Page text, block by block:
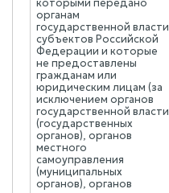
которыми передано
органам
государственной власти
субъектов Российской
Федерации и которые
не предоставлены
гражданам или
юридическим лицам (за
исключением органов
государственной власти
(государственных
органов), органов
местного
самоуправления
(муниципальных
органов), органов